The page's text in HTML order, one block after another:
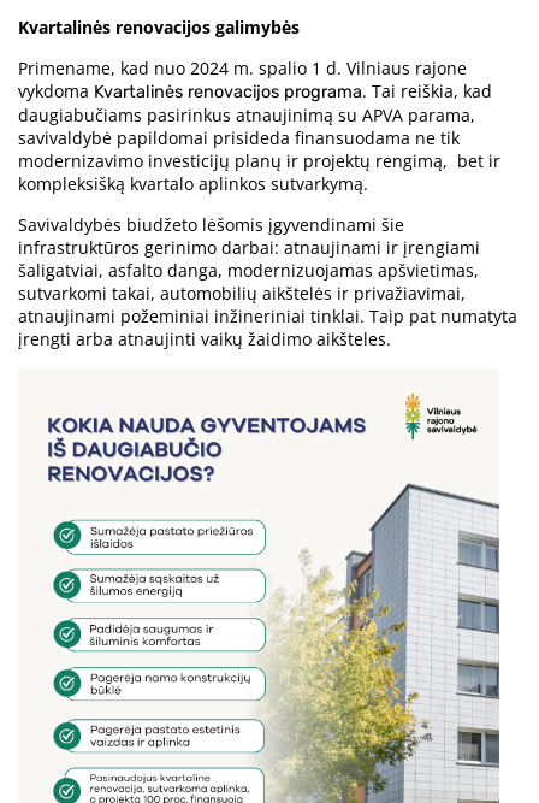
Kvartalinės renovacijos galimybės
Primename, kad nuo 2024 m. spalio 1 d. Vilniaus rajone
vykdoma Kvartalinės renovacijos programa. Tai reiškia, kad
daugiabučiams pasirinkus atnaujinimą su APVA parama,
savivaldybė papildomai prisideda finansuodama ne tik
modernizavimo investicijų planų ir projektų rengimą, bet ir
kompleksišką kvartalo aplinkos sutvarkymą.
Savivaldybės biudžeto lėšomis įgyvendinami šie
infrastruktūros gerinimo darbai: atnaujinami ir įrengiami
šaligatviai, asfalto danga, modernizuojamas apšvietimas,
sutvarkomi takai, automobilių aikštelės ir privažiavimai,
atnaujinami požeminiai inžineriniai tinklai. Taip pat numatyta
įrengti arba atnaujinti vaikų žaidimo aikšteles.